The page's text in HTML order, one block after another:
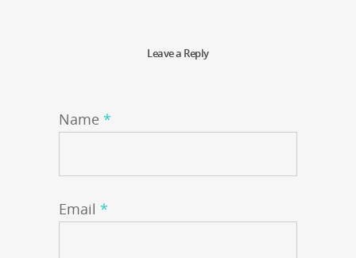
Leave a Reply
Name *
Email *